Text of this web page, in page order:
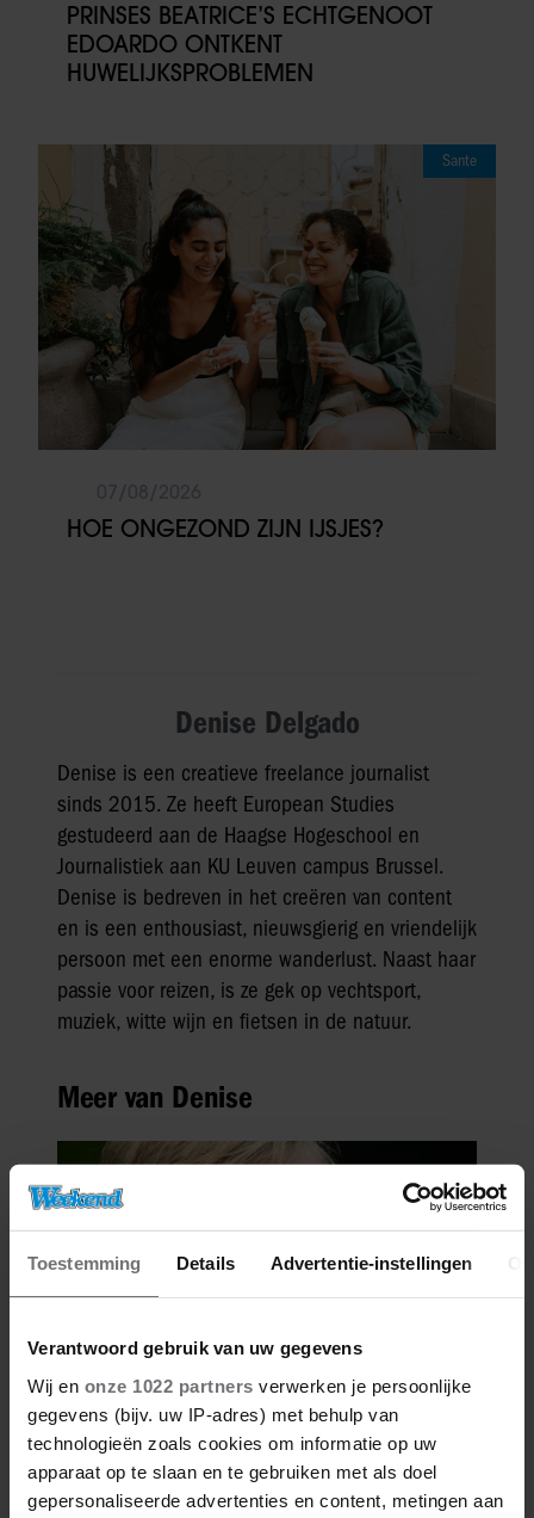
Toestemming Details Advertentie-instellingen
Verantwoord gebruik van uw gegevens
Wij en onze 1022 partners verwerken je persoonlijke
gegevens (bijv. uw IP-adres) met behulp van
technologieën zoals cookies om informatie op uw
apparaat op te slaan en te gebruiken met als doel
gepersonaliseerde advertenties en content, metingen aan
PRINSES BEATRICE’S ECHTGENOOT
EDOARDO ONTKENT
HUWELIJKSPROBLEMEN
Sante
HOE ONGEZOND ZIJN IJSJES?
Denise Delgado
Denise is een creatieve freelance journalist
sinds 2015. Ze heeft European Studies
gestudeerd aan de Haagse Hogeschool en
Journalistiek aan KU Leuven campus Brussel.
Denise is bedreven in het creëren van content
en is een enthousiast, nieuwsgierig en vriendelijk
persoon met een enorme wanderlust. Naast haar
passie voor reizen, is ze gek op vechtsport,
muziek, witte wijn en fietsen in de natuur.
Meer van Denise
27/04/2026
DE KONING IS JARIG: DEZE
PORTRETTEN VAN WILLEM-
ALEXANDER WIL JE NIET MISSEN